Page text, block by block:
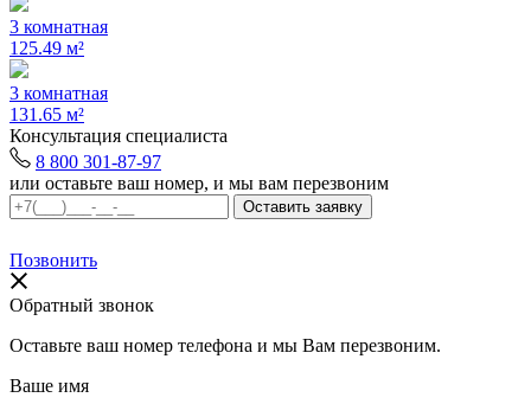
3 комнатная
125.49 м²
3 комнатная
131.65 м²
Консультация специалиста
8 800 301-87-97
или оставьте ваш номер, и мы вам перезвоним
Позвонить
Обратный звонок
Оставьте ваш номер телефона и мы Вам перезвоним.
Ваше имя